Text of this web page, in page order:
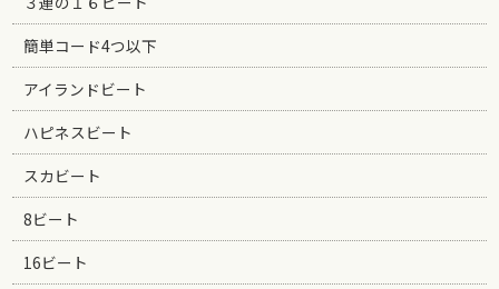
簡単コード4つ以下
アイランドビート
ハピネスビート
スカビート
8ビート
16ビート